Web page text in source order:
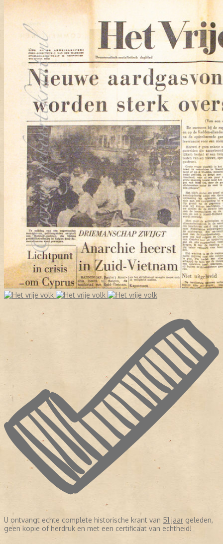
U ontvangt echte complete historische krant van 51 jaar geleden,
geen kopie of herdruk en met een certificaat van echtheid!